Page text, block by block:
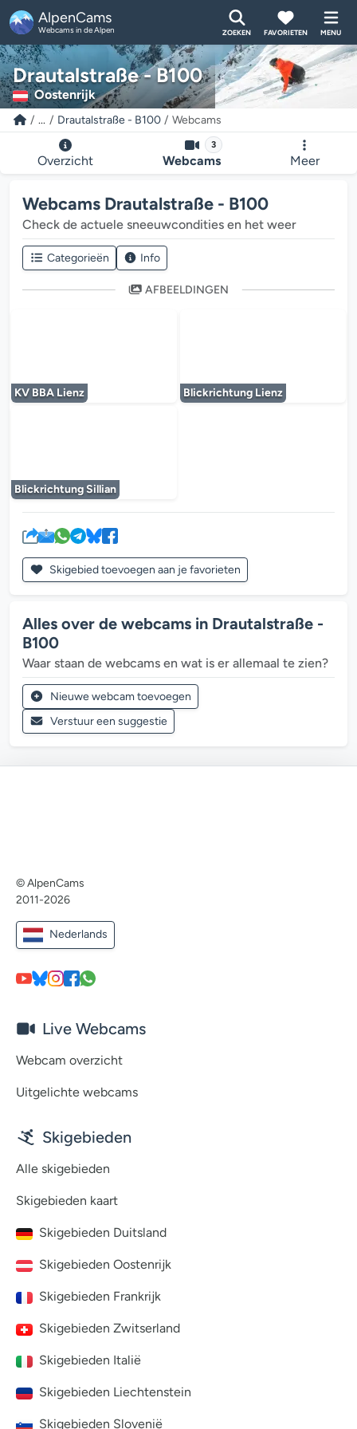
AlpenCams
Webcams in de Alpen ZOEKEN FAVORIETEN MENU
Drautalstraße - B100
Oostenrijk
... Drautalstraße - B100 Webcams
Overzicht
3
Webcams Meer
Webcams Drautalstraße - B100
Check de actuele sneeuwcondities en het weer
Categorieën Info
AFBEELDINGEN
KV BBA Lienz Blickrichtung Lienz
Blickrichtung Sillian
Skigebied toevoegen aan je favorieten
Alles over de webcams in Drautalstraße -
B100
Waar staan de webcams en wat is er allemaal te zien?
Nieuwe webcam toevoegen
Verstuur een suggestie
© AlpenCams
2011-2026
Nederlands
Live Webcams
Webcam overzicht
Uitgelichte webcams
Skigebieden
Alle skigebieden
Skigebieden kaart
Skigebieden Duitsland
Skigebieden Oostenrijk
Skigebieden Frankrijk
Skigebieden Zwitserland
Skigebieden Italië
Skigebieden Liechtenstein
Skigebieden Slovenië